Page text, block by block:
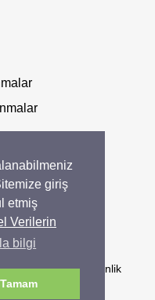
giriş
etmiş
Verilerin
bilgi
Tamam
ve EN1176 gibi güvenlik